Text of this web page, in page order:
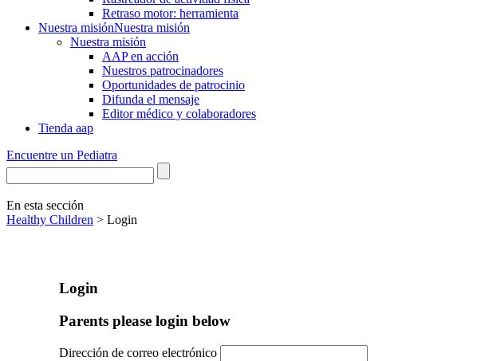
Retraso motor: herramienta
Nuestra misiónNuestra misión
Nuestra misión
AAP en acción
Nuestros patrocinadores
Oportunidades de patrocinio
Difunda el mensaje
Editor médico y colaboradores
Tienda aap
Encuentre un Pediatra
En esta sección
Healthy Children > Login
Login
Parents please login below
Dirección de correo electrónico